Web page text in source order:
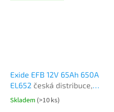
Exide EFB 12V 65Ah 650A
EL652 česká distribuce,
připravena k použití +
výkup staré autobaterie
Průměrné
Skladem (>10 ks)